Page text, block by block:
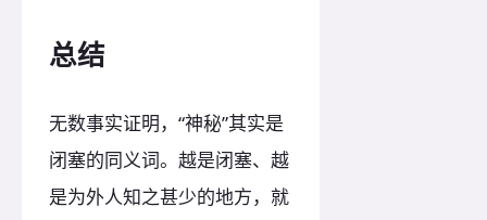
总结
无数事实证明，“神秘”其实是
闭塞的同义词。越是闭塞、越
是为外人知之甚少的地方，就